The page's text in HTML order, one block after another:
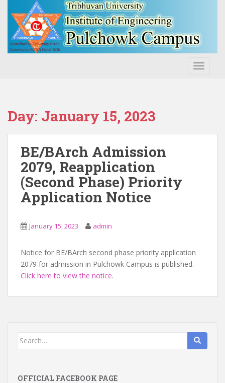
Day: January 15, 2023
BE/BArch Admission
2079, Reapplication
(Second Phase) Priority
Application Notice
January 15, 2023 admin
Notice for BE/BArch second phase priority application
2079 for admission in Pulchowk Campus is published.
Click here to view the notice.
Search
OFFICIAL FACEBOOK PAGE